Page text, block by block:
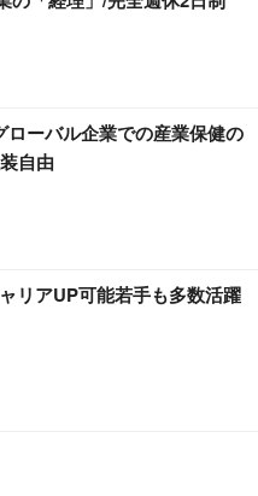
ーバル企業での産業保健の
自由
リアUP可能若手も多数活躍